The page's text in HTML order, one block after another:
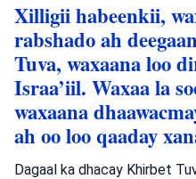
Xilligii habeenkii,
rabshado ah
Tuva, waxaana loo
Israa’iil. Waxaa la
waxaana
ah oo loo qaaday
Dagaal ka dhacay Khirbet